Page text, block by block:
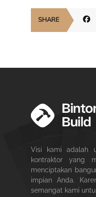
SHARE
Visi kami adalah
kontraktor yang
menciptakan
impian Anda.
semangat kami